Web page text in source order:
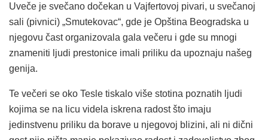
Uveče je svečano dočekan u Vajfertovoj pivari, u svečanoj
sali (pivnici) „Smutekovac“, gde je Opština Beogradska u
njegovu čast organizovala gala večeru i gde su mnogi
znameniti ljudi prestonice imali priliku da upoznaju našeg
genija.
Te večeri se oko Tesle tiskalo više stotina poznatih ljudi
kojima se na licu videla iskrena radost što imaju
jedinstvenu priliku da borave u njegovoj blizini, ali ni dični